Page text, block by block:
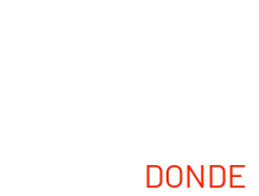
DONDE